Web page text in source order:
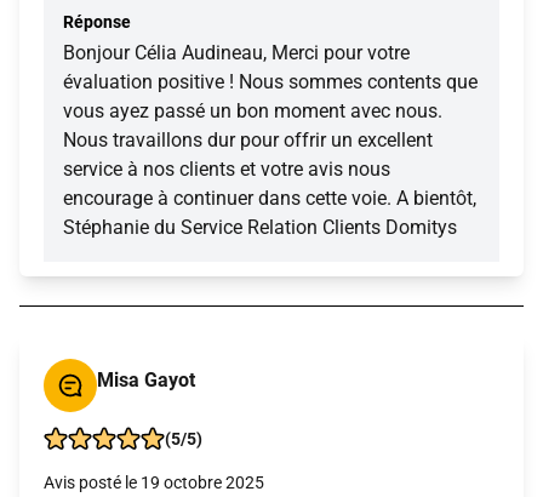
Réponse
Bonjour Célia Audineau, Merci pour votre
évaluation positive ! Nous sommes contents que
vous ayez passé un bon moment avec nous.
Nous travaillons dur pour offrir un excellent
service à nos clients et votre avis nous
encourage à continuer dans cette voie. A bientôt,
Stéphanie du Service Relation Clients Domitys
Misa Gayot
(5/5)
Avis posté le 19 octobre 2025